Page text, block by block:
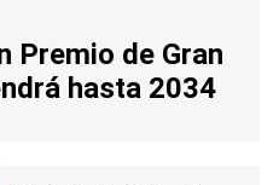
Premio de Gran
hasta 2034